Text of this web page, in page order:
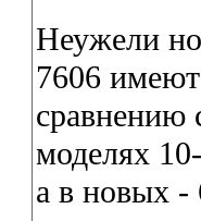
Неужели
7606
сравнению
моделях
а в новых -